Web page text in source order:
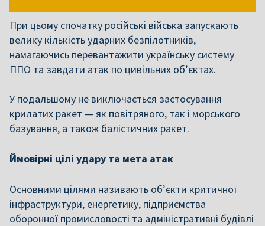
При цьому спочатку російські війська запускають
велику кількість ударних безпілотників,
намагаючись перевантажити українську систему
ППО та завдати атак по цивільних об’єктах.
У подальшому не виключається застосування
крилатих ракет — як повітряного, так і морського
базування, а також балістичних ракет.
Ймовірні цілі удару та мета атак
Основними цілями називають об’єкти критичної
інфраструктури, енергетику, підприємства
оборонної промисловості та адміністративні будівлі